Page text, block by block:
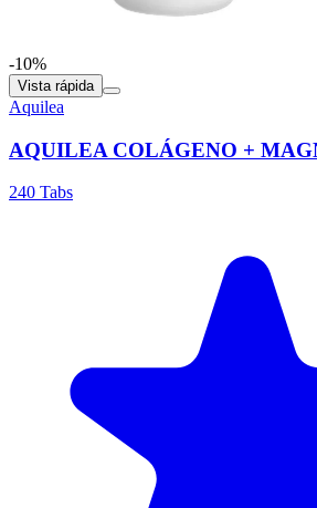
-10%
Vista rápida
Aquilea
AQUILEA COLÁGENO +
240 Tabs